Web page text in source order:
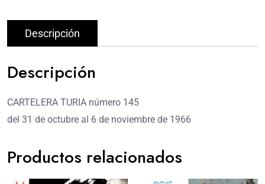
Descripción
Descripción
CARTELERA TURIA número 145
del 31 de octubre al 6 de noviembre de 1966
Productos relacionados